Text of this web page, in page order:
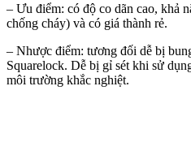
– Ưu điểm: có độ co dãn cao, khả
chống cháy) và có giá thành rẻ.
– Nhược điểm: tương đối dễ bị
Squarelock. Dễ bị gỉ sét khi sử
môi trường khắc nghiệt.